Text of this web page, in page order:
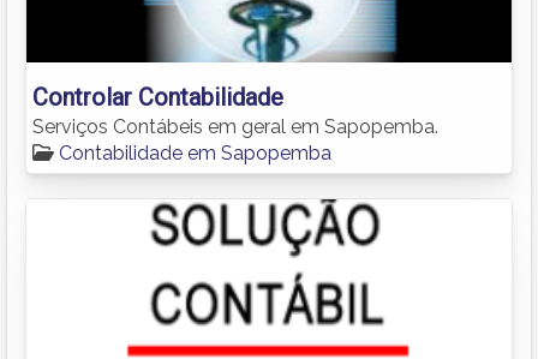
Controlar Contabilidade
Serviços Contábeis em geral em Sapopemba.
Contabilidade em Sapopemba